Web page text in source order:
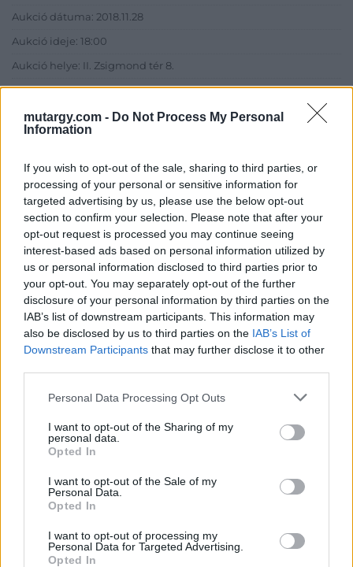
mutargy.com - Do Not Process My Personal
Information
If you wish to opt-out of the sale, sharing to third parties, or
processing of your personal or sensitive information for
targeted advertising by us, please use the below opt-out
section to confirm your selection. Please note that after your
opt-out request is processed you may continue seeing
interest-based ads based on personal information utilized by
us or personal information disclosed to third parties prior to
your opt-out. You may separately opt-out of the further
disclosure of your personal information by third parties on the
IAB’s list of downstream participants. This information may
also be disclosed by us to third parties on the IAB’s List of
Downstream Participants that may further disclose it to other
Personal Data Processing Opt Outs
I want to opt-out of the Sharing of my
personal data.
Opted In
I want to opt-out of the Sale of my
Personal Data.
Opted In
I want to opt-out of processing my
Personal Data for Targeted Advertising.
Opted In
Aukció dátuma: 2018.11.28
Aukció ideje: 18:00
Aukció helye: II. Zsigmond tér 8.
Tételszám: 74
Eladó adatai
Eladó:Műgyűjtők Háza Kft.
Cím: Dudás Attila
Műgyűjtők Háza kft.
Budapest
1023.Bp. Zsigmond tér 11.
1023
Telefon: 18008123
Weboldal:
http://www.mugyujtokhaza.hu
Bemutatkozás: 2013 nyarán nyitottuk meg Galériánkat
Budapesten, a II. kerületben. Célunk, hogy az eladók optimális
áron, gyorsan találjanak vevőt műtárgyaikra, az eladók pedig
kínálatunkból. Ezért is rendezünk minden második héten,
szerda esténként online árverést! Kedd-től péntek-ig 11.00-este
18.00 óráig várjuk szeretettel az érdeklődőket.
GALÉRIA TOVÁBBI MŰTÁRGYAI